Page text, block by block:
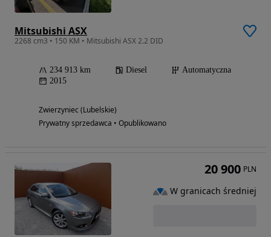
Mitsubishi ASX
2268 cm3 • 150 KM • Mitsubishi ASX 2.2 DID
234 913 km Diesel
Automatyczna
2015
Zwierzyniec (Lubelskie)
Prywatny sprzedawca • Opublikowano
20 900 PLN
W granicach średniej